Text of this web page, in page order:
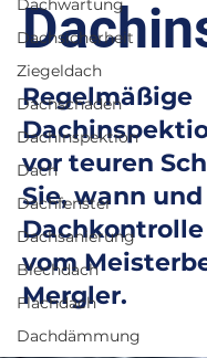
Dachwartung
Dachsicherheit
Ziegeldach
Dachschaden
Dachinspektion
Dach
Dachfenster
Dachsanierung
Blechdach
Flachdach
Dachdämmung
Regelmäßige
vor teuren
Sie, wann
Dachkontrolle
vom
Mergler.